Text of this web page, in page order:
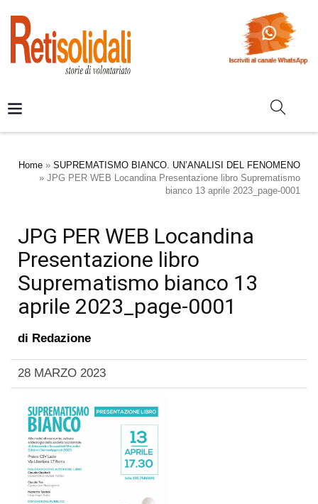
Home » SUPREMATISMO BIANCO. UN’ANALISI DEL FENOMENO
» JPG PER WEB Locandina Presentazione libro Suprematismo
bianco 13 aprile 2023_page-0001
JPG PER WEB Locandina
Presentazione libro
Suprematismo bianco 13
aprile 2023_page-0001
di Redazione
28 MARZO 2023